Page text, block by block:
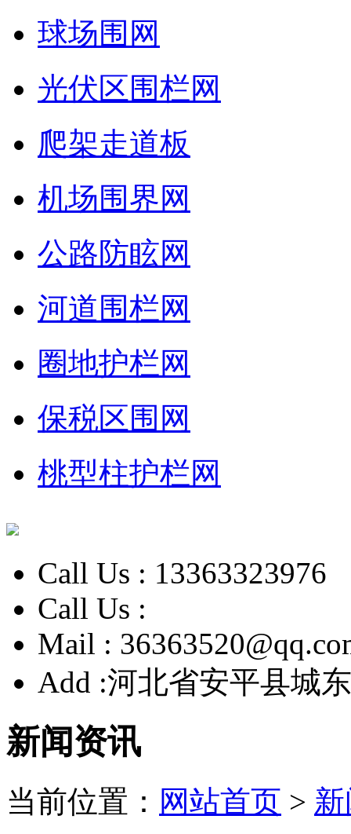
球场围网
光伏区围栏网
爬架走道板
机场围界网
公路防眩网
河道围栏网
圈地护栏网
保税区围网
桃型柱护栏网
Call Us : 13363323976
Call Us :
Mail :
Add :河北省安平县城
新闻资讯
当前位置： 网站首页 >